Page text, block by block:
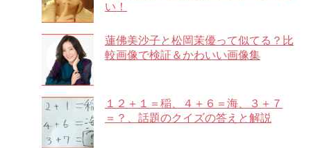
い！
蓮佛美沙子と松岡茉優って似てる？比
較画像で検証＆かわいい画像集
１２＋１＝稲、４＋６＝海、３＋７
＝？、話題のクイズの答えと解説